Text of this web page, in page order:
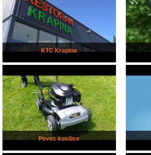
KTC Krapina
Pevec kosilice